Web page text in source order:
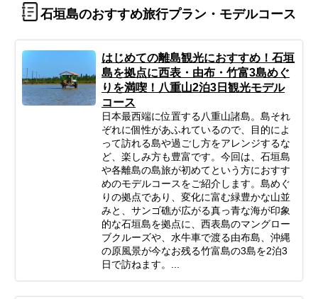
石垣島のおすすめ旅行プラン・モデルコース
はじめての離島観光におすすめ！石垣
島を拠点に西表・由布・竹富3島めぐ
りを満喫！八重山2泊3日観光モデル
コース
日本最西端に位置する八重山諸島。島それ
ぞれに個性があふれているので、目的によ
って訪れる島や過ごし方をアレンジするな
ど、楽しみ方も豊富です。今回は、石垣島
や各離島の島旅が初めてという方におすす
めのモデルコースをご紹介します。島めぐ
りの拠点であり、変化に富む緑豊かな山並
みと、サンゴ礁が広がる真っ青な海が印象
的な石垣島を拠点に、西表島のマングロー
ブクルーズや、水牛車で渡る由布島、沖縄
の原風景が今なお残る竹富島の3島を2泊3
日で訪ねます。...